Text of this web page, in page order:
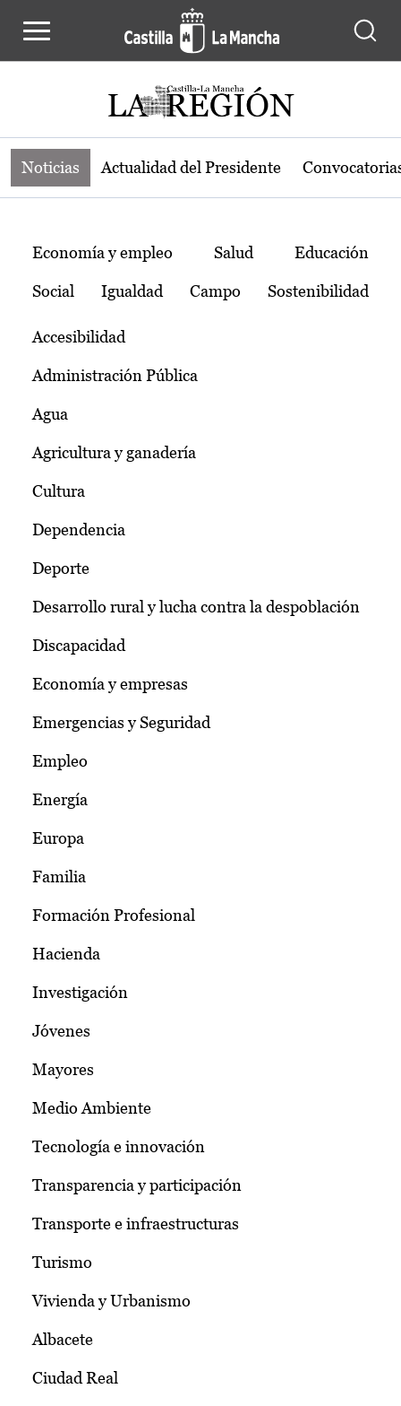
Noticias de la región de Castilla-La
Noticias Actualidad del Presidente
Temas
Economía y empleo Salud Educación
Social Igualdad Campo Sostenibilidad
Accesibilidad
Administración Pública
Agua
Agricultura y ganadería
Cultura
Dependencia
Deporte
Desarrollo rural y lucha contra la despoblación
Discapacidad
Economía y empresas
Emergencias y Seguridad
Empleo
Energía
Europa
Familia
Formación Profesional
Hacienda
Investigación
Jóvenes
Mayores
Medio Ambiente
Tecnología e innovación
Transparencia y participación
Transporte e infraestructuras
Turismo
Vivienda y Urbanismo
Albacete
Ciudad Real